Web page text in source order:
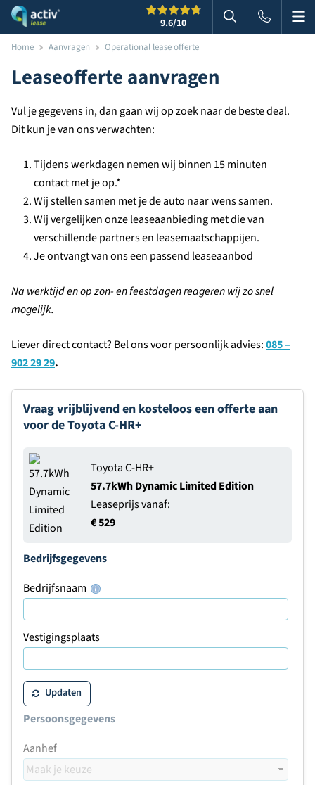
9.6/10 Zoeken in
Home Aanvragen Operational lease offerte
Leaseofferte aanvragen
Vul je gegevens in, dan gaan wij op zoek naar de beste deal.
Dit kun je van ons verwachten:
Tijdens werkdagen nemen wij binnen 15 minuten
contact met je op.*
Wij stellen samen met je de auto naar wens samen.
Wij vergelijken onze leaseaanbieding met die van
verschillende partners en leasemaatschappijen.
Je ontvangt van ons een passend leaseaanbod
Na werktijd en op zon- en feestdagen reageren wij zo snel
mogelijk.
Liever direct contact? Bel ons voor persoonlijk advies:085 –
902 29 29.
Vraag vrijblijvend en kosteloos een offerte aan
voor de Toyota C-HR+
Toyota C-HR+
57.7kWh Dynamic Limited Edition
Leaseprijs vanaf:
€ 529
Bedrijfsgegevens
Bedrijfsnaam
Vestigingsplaats
Updaten
Persoonsgegevens
Aanhef